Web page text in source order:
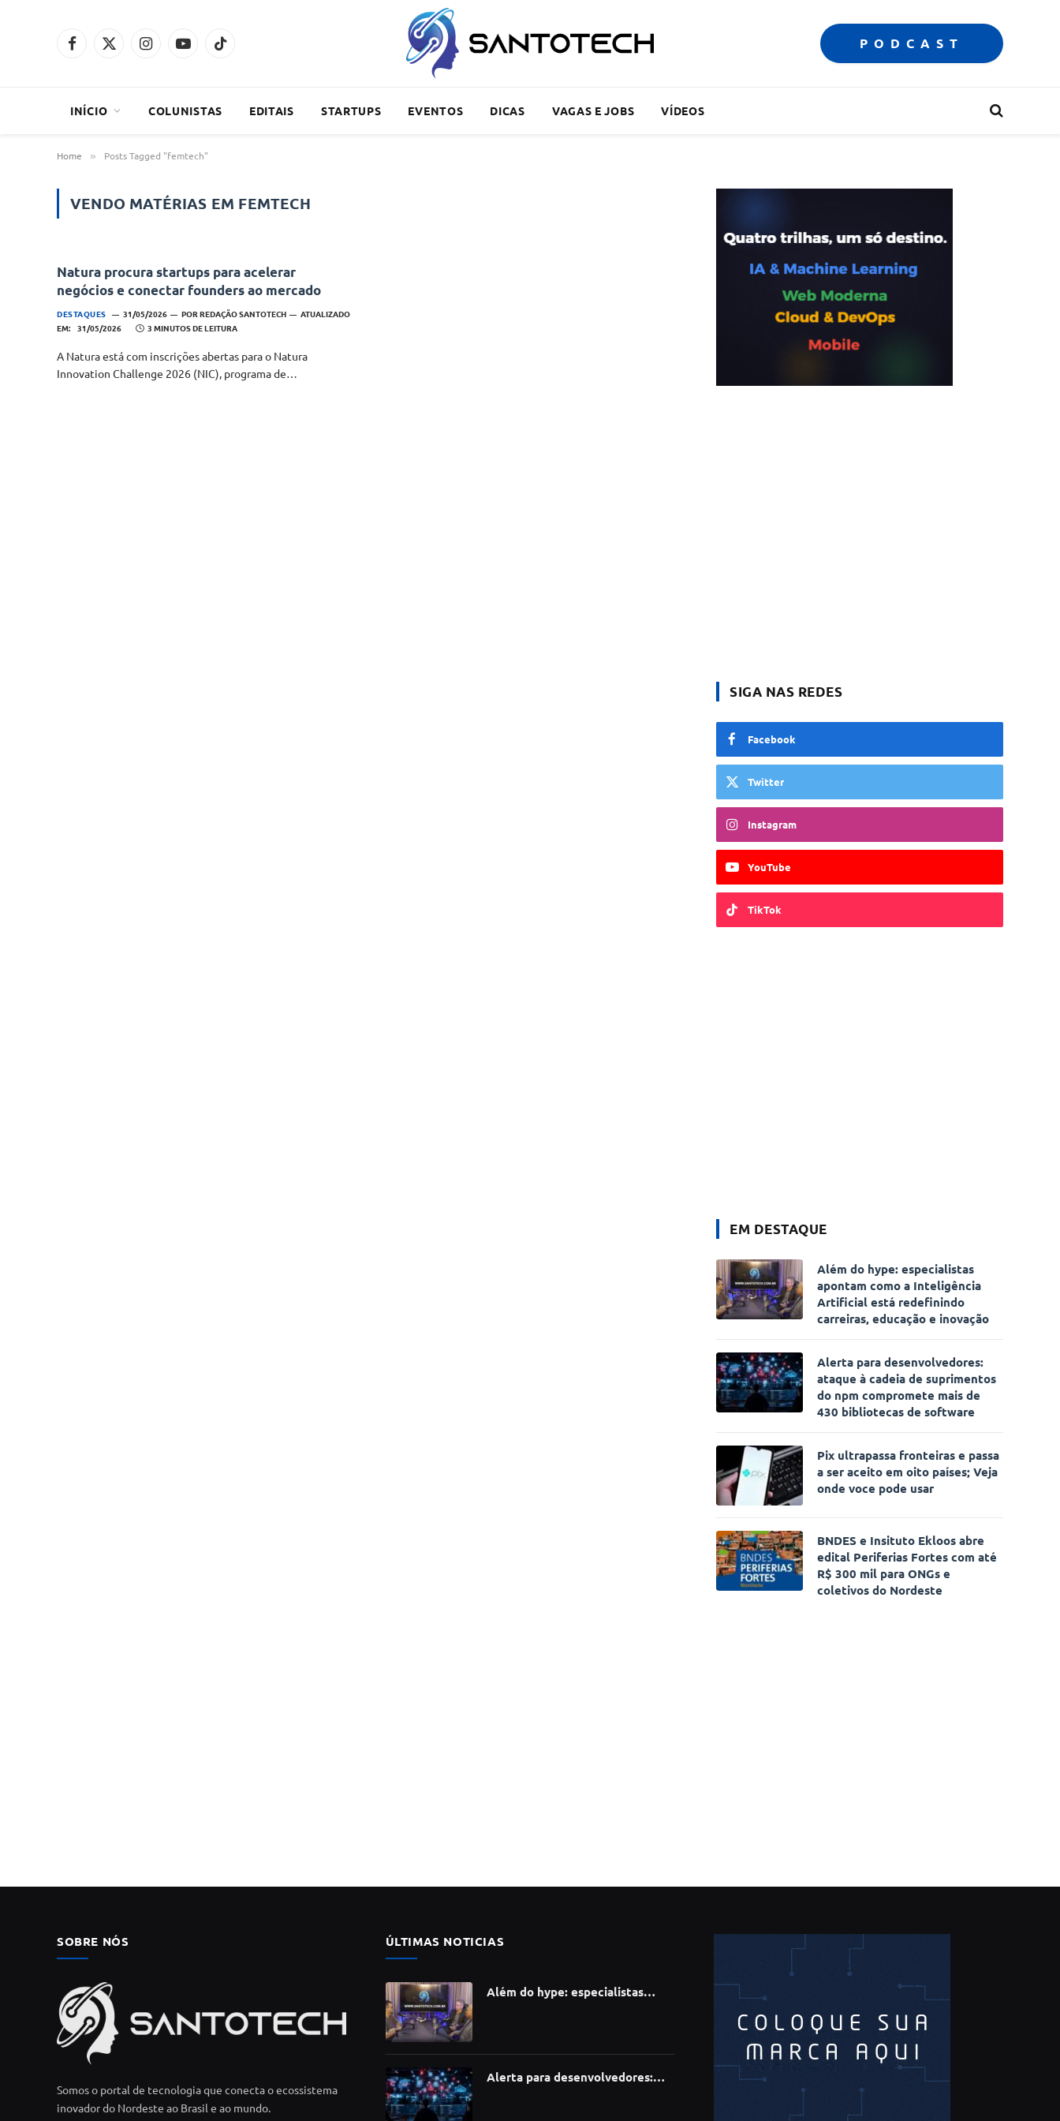
Facebook
X
InstagramYouTubeTikTok PODCAST
INÍCIO COLUNISTAS EDITAIS STARTUPS EVENTOS DICAS VAGAS E JOBS VÍDEOS
Home » Posts Tagged "femtech"
VENDO MATÉRIAS EM FEMTECH
Natura procura startups para acelerar
negócios e conectar founders ao mercado
DESTAQUES 31/05/2026 PORREDAÇÃO SANTOTECH
ATUALIZADO
EM: 31/05/2026 3 MINUTOS DE LEITURA
A Natura está com inscrições abertas para o Natura
Innovation Challenge 2026 (NIC), programa de…
SIGA NAS REDES
Facebook
Twitter
Instagram
YouTube
TikTok
EM DESTAQUE
Além do hype: especialistas
apontam como a Inteligência
Artificial está redefinindo
carreiras, educação e inovação
Alerta para desenvolvedores:
ataque à cadeia de suprimentos
do npm compromete mais de
430 bibliotecas de software
Pix ultrapassa fronteiras e passa
a ser aceito em oito países; Veja
onde voce pode usar
BNDES e Insituto Ekloos abre
edital Periferias Fortes com até
R$ 300 mil para ONGs e
coletivos do Nordeste
SOBRE NÓS
Somos o portal de tecnologia que conecta o ecossistema
inovador do Nordeste ao Brasil e ao mundo.
ÚLTIMAS NOTICIAS
Além do hype: especialistas
Alerta para desenvolvedores: